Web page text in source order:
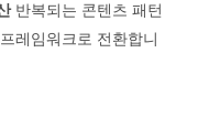
반복되는 콘텐츠 패턴
레임워크로 전환합니